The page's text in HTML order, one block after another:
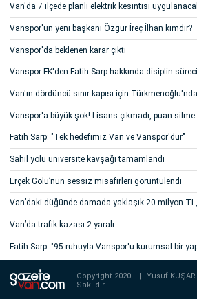
Van'da 7 ilçede planlı elektrik kesintisi
Vanspor'un yeni başkanı Özgür İreç İlhan kimdir?
Vanspor'da beklenen karar çıktı
Vanspor FK'den Fatih Sarp hakkında disiplin
Van'ın dördüncü sınır kapısı için
Vanspor'a büyük şok! Lisans çıkmadı, puan silme
Fatih Sarp: "Tek hedefimiz Van ve Vanspor'dur"
Sahil yolu üniversite kavşağı tamamlandı
Erçek Gölü’nün sessiz misafirleri görüntülendi
Van’daki düğünde damada yaklaşık 20 milyon
Van’da trafik kazası:2 yaralı
Fatih Sarp: "95 ruhuyla Vanspor'u kurumsal bir
Copyright 2020 Yusuf
Saklıdır.